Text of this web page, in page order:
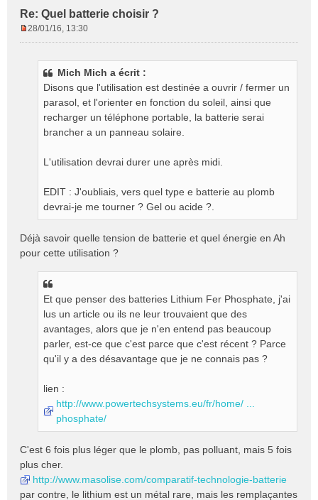
Re: Quel batterie choisir ?
28/01/16, 13:30
Mich Mich a écrit :
Disons que l'utilisation est destinée a ouvrir / fermer un
parasol, et l'orienter en fonction du soleil, ainsi que
recharger un téléphone portable, la batterie serai
brancher a un panneau solaire.
L'utilisation devrai durer une après midi.
EDIT : J'oubliais, vers quel type e batterie au plomb
devrai-je me tourner ? Gel ou acide ?.
Déjà savoir quelle tension de batterie et quel énergie en Ah
pour cette utilisation ?
Et que penser des batteries Lithium Fer Phosphate, j'ai
lus un article ou ils ne leur trouvaient que des
avantages, alors que je n'en entend pas beaucoup
parler, est-ce que c'est parce que c'est récent ? Parce
qu'il y a des désavantage que je ne connais pas ?
lien :
http://www.powertechsystems.eu/fr/home/ ...
phosphate/
C'est 6 fois plus léger que le plomb, pas polluant, mais 5 fois
plus cher.
http://www.masolise.com/comparatif-technologie-batterie
par contre, le lithium est un métal rare, mais les remplaçantes